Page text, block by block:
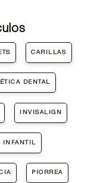
CARILLAS
DENTAL
INVISALIGN
INFANTIL
PIORREA